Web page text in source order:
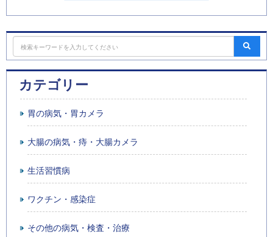
カテゴリー
胃の病気・胃カメラ
大腸の病気・痔・大腸カメラ
生活習慣病
ワクチン・感染症
その他の病気・検査・治療